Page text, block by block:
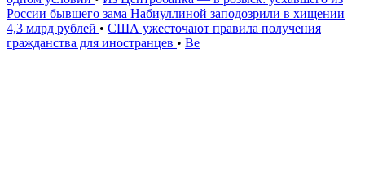
России бывшего зама Набиуллиной заподозрили в хищении
4,3 млрд рублей • США ужесточают правила получения
гражданства для иностранцев • Ве